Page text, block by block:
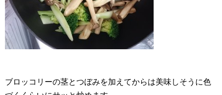
ブロッコリーの茎とつぼみを加えてからは美味しそうに色